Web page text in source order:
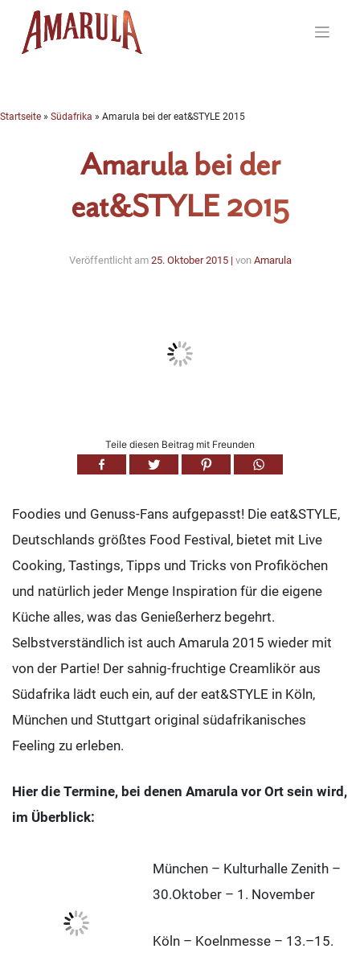
content
Startseite » Südafrika » Amarula bei der eat&STYLE 2015
Amarula bei der
eat&STYLE 2015
Veröffentlicht am 25. Oktober 2015| von Amarula
Teile diesen Beitrag mit Freunden
Foodies und Genuss-Fans aufgepasst! Die eat&STYLE,
Deutschlands größtes Food Festival, bietet mit Live
Cooking, Tastings, Tipps und Tricks von Profiköchen
und natürlich jeder Menge Inspiration für die eigene
Küche alles, was das Genießerherz begehrt.
Selbstverständlich ist auch Amarula 2015 wieder mit
von der Partie! Der sahnig-fruchtige Creamlikör aus
Südafrika lädt euch ein, auf der eat&STYLE in Köln,
München und Stuttgart original südafrikanisches
Feeling zu erleben.
Hier die Termine, bei denen Amarula vor Ort sein wird,
im Überblick:
München – Kulturhalle Zenith –
30.Oktober – 1. November
Köln – Koelnmesse – 13.–15.